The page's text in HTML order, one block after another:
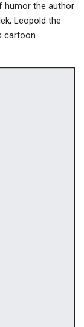
humor the author
Leopold the
cartoon